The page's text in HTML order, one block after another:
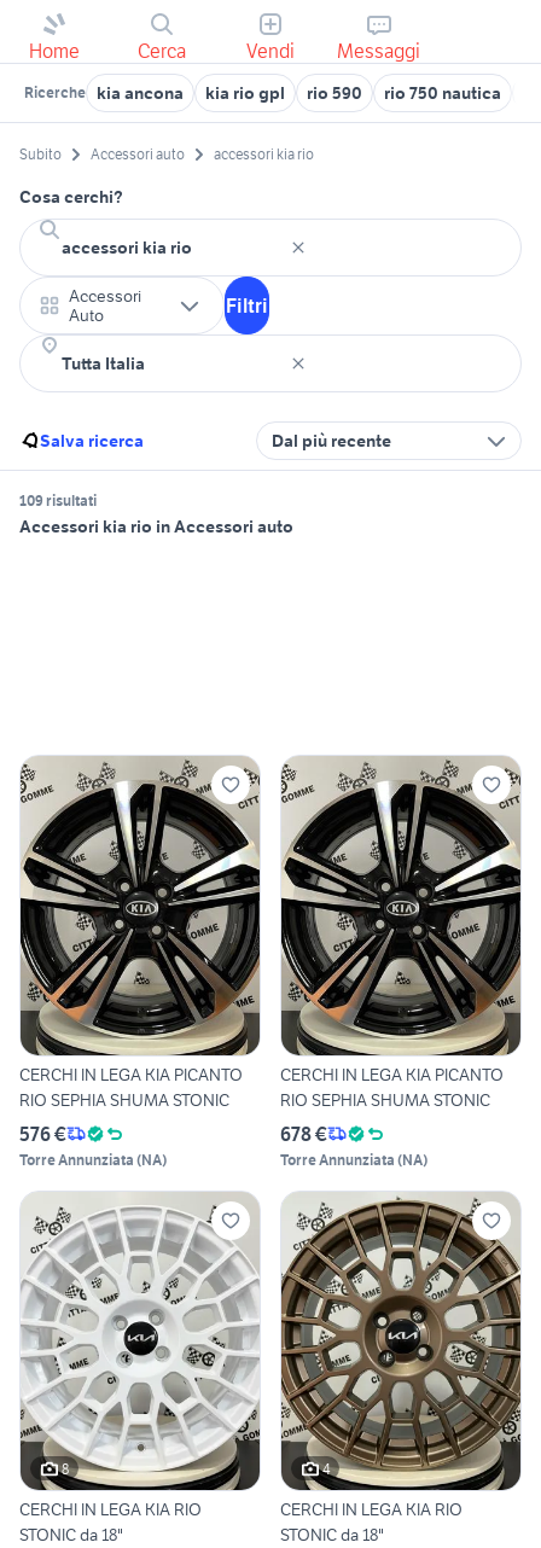
Home Cerca Vendi Messaggi
Ricerche kia ancona kia rio gpl rio 590 rio 750 nautica
Subito Accessori auto accessori kia rio
Cosa cerchi?
Accessori
Auto
Filtri
Salva ricerca Dal più recente
109 risultati
Accessori kia rio in Accessori auto
CERCHI IN LEGA KIA PICANTO
RIO SEPHIA SHUMA STONIC
576 €
Torre Annunziata (NA)
CERCHI IN LEGA KIA PICANTO
RIO SEPHIA SHUMA STONIC
678 €
Torre Annunziata (NA)
8
CERCHI IN LEGA KIA RIO
STONIC da 18"
4
CERCHI IN LEGA KIA RIO
STONIC da 18"